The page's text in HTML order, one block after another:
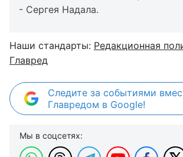
- Сергея Надала.
Наши стандарты: Редакционная
Главред
Следите за событиями
Главредом в Google!
Мы в соцсетях: